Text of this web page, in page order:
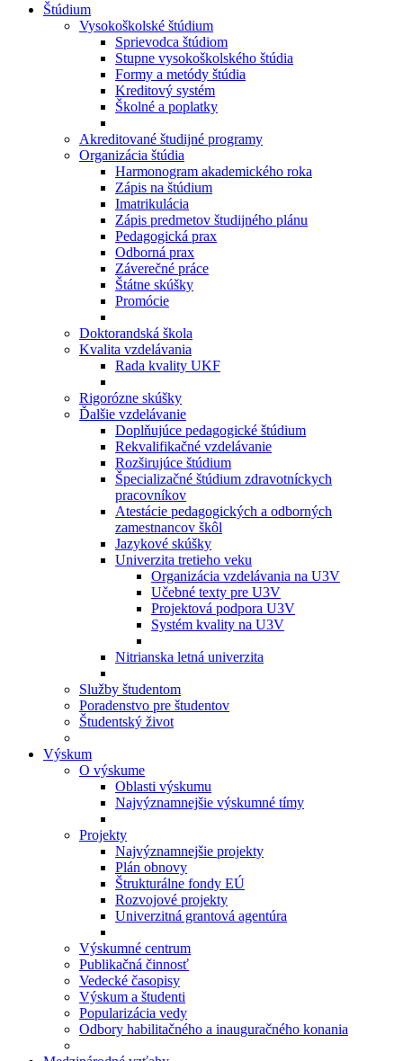
Štúdium
Vysokoškolské štúdium
Sprievodca štúdiom
Stupne vysokoškolského štúdia
Formy a metódy štúdia
Kreditový systém
Školné a poplatky
Akreditované študijné programy
Organizácia štúdia
Harmonogram akademického roka
Zápis na štúdium
Imatrikulácia
Zápis predmetov študijného plánu
Pedagogická prax
Odborná prax
Záverečné práce
Štátne skúšky
Promócie
Doktorandská škola
Kvalita vzdelávania
Rada kvality UKF
Rigorózne skúšky
Ďalšie vzdelávanie
Doplňujúce pedagogické štúdium
Rekvalifikačné vzdelávanie
Rozširujúce štúdium
Špecializačné štúdium zdravotníckych
pracovníkov
Atestácie pedagogických a odborných
zamestnancov škôl
Jazykové skúšky
Univerzita tretieho veku
Organizácia vzdelávania na U3V
Učebné texty pre U3V
Projektová podpora U3V
Systém kvality na U3V
Nitrianska letná univerzita
Služby študentom
Poradenstvo pre študentov
Študentský život
Výskum
O výskume
Oblasti výskumu
Najvýznamnejšie výskumné tímy
Projekty
Najvýznamnejšie projekty
Plán obnovy
Štrukturálne fondy EÚ
Rozvojové projekty
Univerzitná grantová agentúra
Výskumné centrum
Publikačná činnosť
Vedecké časopisy
Výskum a študenti
Popularizácia vedy
Odbory habilitačného a inauguračného konania